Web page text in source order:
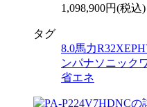
1,098,900円(税込)
タグ
8.0馬力R32
ンパナソニック
省エネ